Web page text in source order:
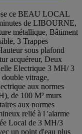
ce BEAU LOCAL
de LIBOURNE,
métallique, Bâtiment
3 Trappes
sous plafond
acquéreur, Deux
Electrique 3 MH/ 3
vitrage,
aux normes
de 100 M² murs
aux normes
relié à l 'alarme
Local de 3 MH/3
un point d'eau plus